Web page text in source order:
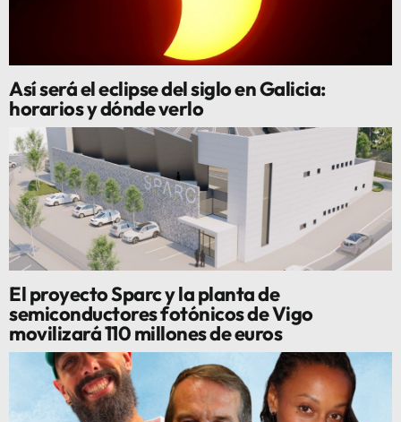
Así será el eclipse del siglo en Galicia:
horarios y dónde verlo
El proyecto Sparc y la planta de
semiconductores fotónicos de Vigo
movilizará 110 millones de euros